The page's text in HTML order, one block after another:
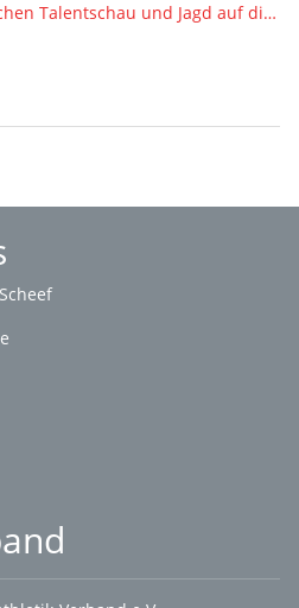
U16-/U23-DM in Ulm: Zwischen Talentschau und Jagd auf die U23-EM-Tickets